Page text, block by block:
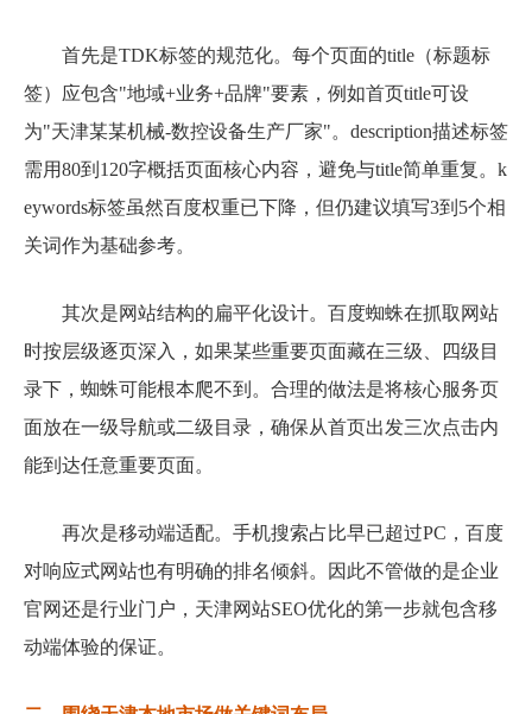
首先是TDK标签的规范化。每个页面的title（标题标
签）应包含"地域+业务+品牌"要素，例如首页title可设
为"天津某某机械-数控设备生产厂家"。description描述标签
需用80到120字概括页面核心内容，避免与title简单重复。k
eywords标签虽然百度权重已下降，但仍建议填写3到5个相
关词作为基础参考。
其次是网站结构的扁平化设计。百度蜘蛛在抓取网站
时按层级逐页深入，如果某些重要页面藏在三级、四级目
录下，蜘蛛可能根本爬不到。合理的做法是将核心服务页
面放在一级导航或二级目录，确保从首页出发三次点击内
能到达任意重要页面。
再次是移动端适配。手机搜索占比早已超过PC，百度
对响应式网站也有明确的排名倾斜。因此不管做的是企业
官网还是行业门户，天津网站SEO优化的第一步就包含移
动端体验的保证。